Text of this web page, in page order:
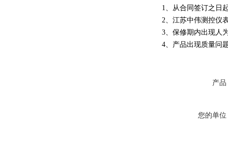
1、从合同签订之日
2、江苏中伟测控仪
3、保修期内出现人
4、产品出现质量问
产品
您的单位